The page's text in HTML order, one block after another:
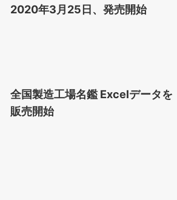
2020年3月25日、発売開始
全国製造工場名鑑 Excelデータを
販売開始